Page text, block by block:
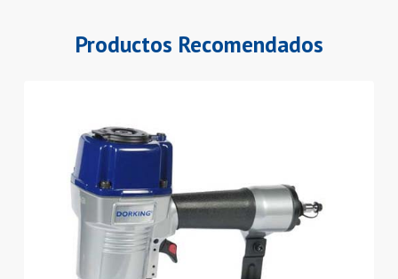
Productos Recomendados